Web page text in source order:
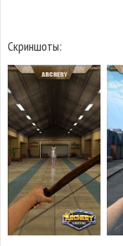
Скриншоты: